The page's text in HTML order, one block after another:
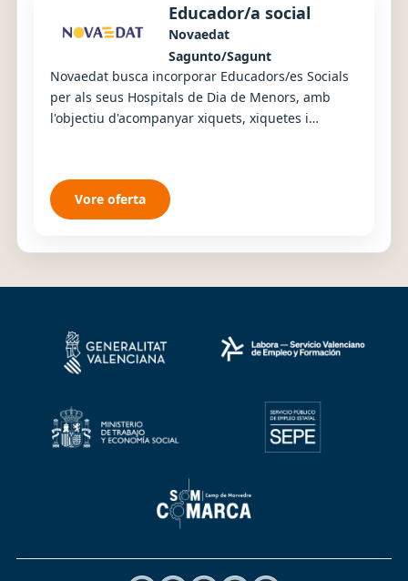
Educador/a social
Novaedat
Sagunto/Sagunt
Novaedat busca incorporar Educadors/es Socials
per als seus Hospitals de Dia de Menors, amb
l'objectiu d'acompanyar xiquets, xiquetes i
Vore oferta